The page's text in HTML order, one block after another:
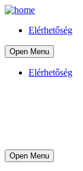
Elérhetőség
Open Menu
Elérhetőség
Open Menu